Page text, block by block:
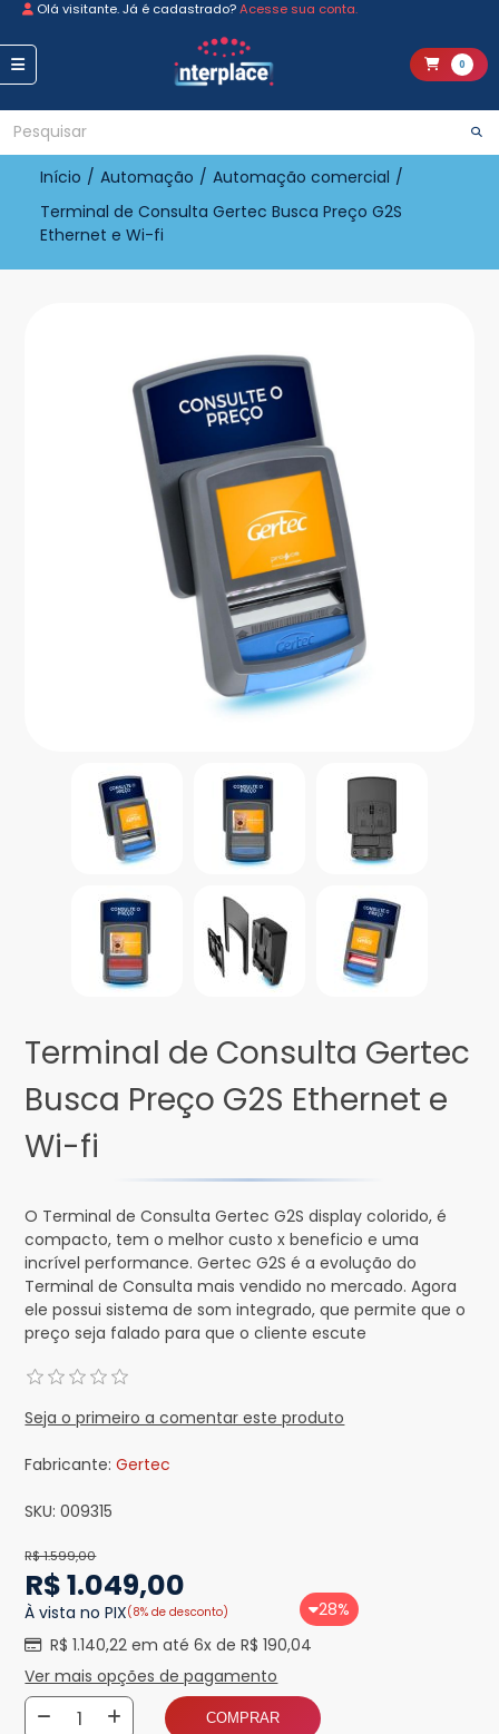
Olá visitante. Já é cadastrado?Acesse sua conta.
0
Início / Automação / Automação comercial /
Terminal de Consulta Gertec Busca Preço G2S
Ethernet e Wi-fi
Terminal de Consulta Gertec
Busca Preço G2S Ethernet e
Wi-fi
O Terminal de Consulta Gertec G2S display colorido, é
compacto, tem o melhor custo x beneficio e uma
incrível performance. Gertec G2S é a evolução do
Terminal de Consulta mais vendido no mercado. Agora
ele possui sistema de som integrado, que permite que o
preço seja falado para que o cliente escute
Seja o primeiro a comentar este produto
Fabricante: Gertec
SKU: 009315
R$ 1.599,00
R$ 1.049,00
À vista no PIX(8% de desconto)
R$ 1.140,22 em até 6x de R$ 190,04
Ver mais opções de pagamento
28%
COMPRAR